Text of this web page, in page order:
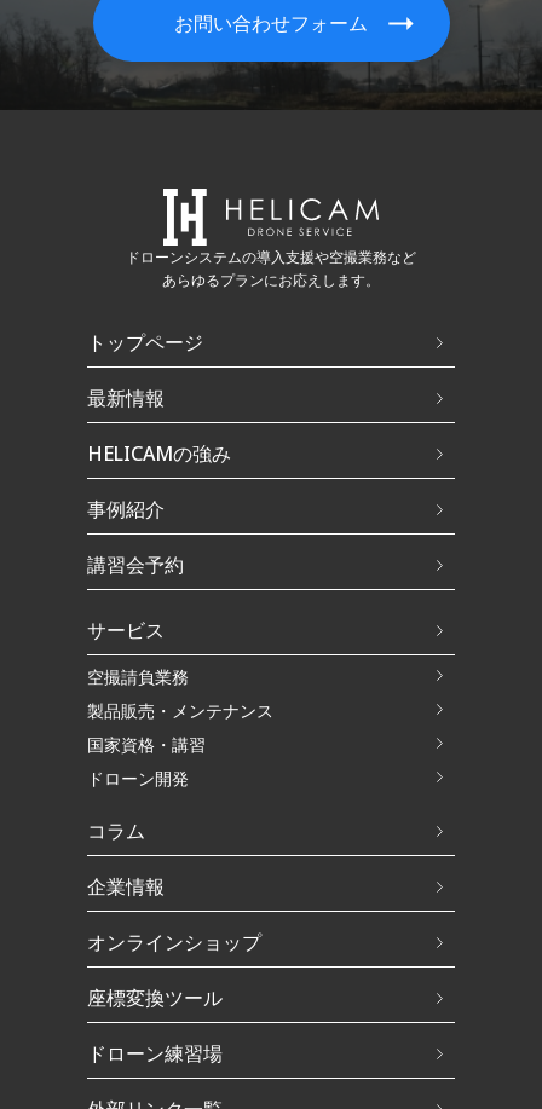
お問い合わせフォーム
ドローンシステムの導入支援や空撮業務など
あらゆるプランにお応えします。
トップページ
最新情報
HELICAMの強み
事例紹介
講習会予約
サービス
空撮請負業務
製品販売・メンテナンス
国家資格・講習
ドローン開発
コラム
企業情報
オンラインショップ
座標変換ツール
ドローン練習場